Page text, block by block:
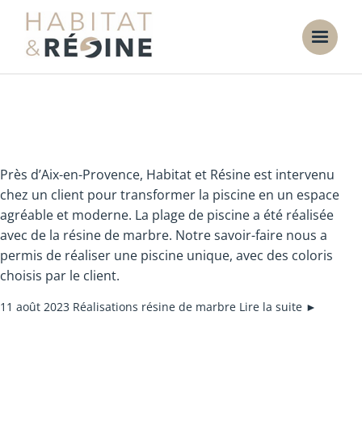
Près d’Aix-en-Provence, Habitat et Résine est intervenu
chez un client pour transformer la piscine en un espace
agréable et moderne. La plage de piscine a été réalisée
avec de la résine de marbre. Notre savoir-faire nous a
permis de réaliser une piscine unique, avec des coloris
choisis par le client.
11 août 2023 Réalisations résine de marbre Lire la suite ►